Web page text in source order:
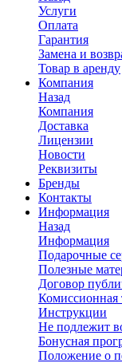
Услуги
Оплата
Гарантия
Замена и
Товар в аренду
Компания
Назад
Компания
Доставка
Лицензии
Новости
Реквизиты
Бренды
Контакты
Информация
Назад
Информация
Подарочные
Полезные
Договор
Комиссионная
Инструкции
Не подлежит
Бонусная
Положение о